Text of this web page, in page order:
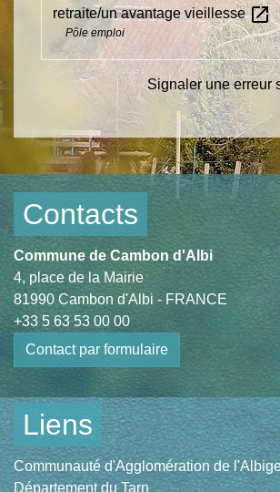
retraite/un avantage vieillesseopen_in_new
Pôle emploi
Signaler une erreur
Contacts
Commune de Cambon d'Albi
4, place de la Mairie
81990 Cambon d'Albi - FRANCE
+33 5 63 53 00 00
Contact par formulaire
Liens
Communauté d'Agglomération de
Département du Tarn